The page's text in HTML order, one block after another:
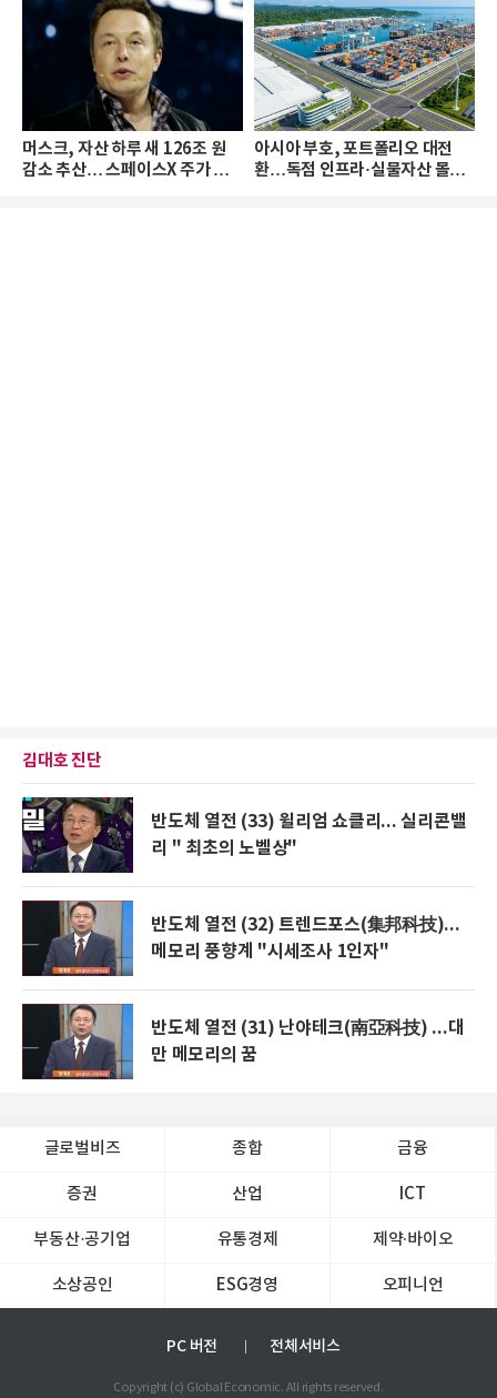
머스크, 자산 하루 새 126조 원
감소 추산… 스페이스X 주가 하
아시아 부호, 포트폴리오 대전
환…독점 인프라·실물자산 몰린
김대호 진단
반도체 열전 (33) 윌리엄 쇼클리... 실리콘밸
리 " 최초의 노벨상"
반도체 열전 (32) 트렌드포스(集邦科技)...
메모리 풍향계 "시세조사 1인자"
반도체 열전 (31) 난야테크(南亞科技) ...대
만 메모리의 꿈
글로벌비즈 종합 금융
증권 산업 ICT
부동산·공기업 유통경제 제약∙바이오
소상공인 ESG경영 오피니언
PC 버전 전체서비스
Copyright (c) Global Economic. All rights reserved.